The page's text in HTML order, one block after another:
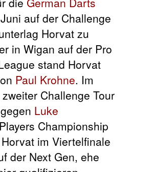
auf der Challenge
Horvat zu
in Wigan auf der Pro
stand Horvat
Paul Krohne. Im
Challenge Tour
Luke
Championship
im Viertelfinale
der Next Gen, ehe